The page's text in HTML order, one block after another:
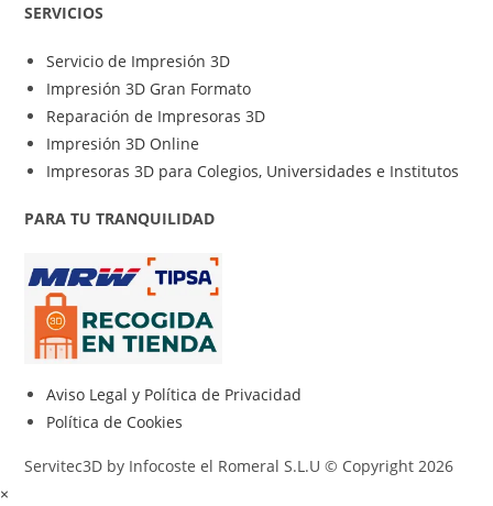
SERVICIOS
Servicio de Impresión 3D
Impresión 3D Gran Formato
Reparación de Impresoras 3D
Impresión 3D Online
Impresoras 3D para Colegios, Universidades e Institutos
PARA TU TRANQUILIDAD
Aviso Legal y Política de Privacidad
Política de Cookies
Servitec3D by Infocoste el Romeral S.L.U © Copyright 2026
×